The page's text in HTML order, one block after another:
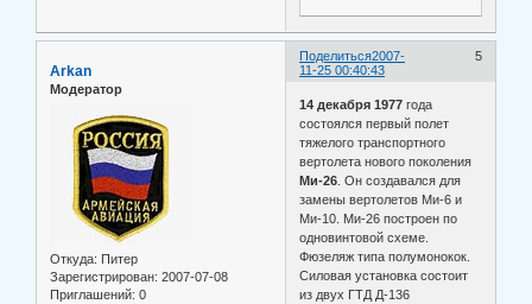
Поделиться 5
2007-
11-25 00:40:43
Arkan
Модератор
Откуда: Питер
Зарегистрирован: 2007-07-08
Приглашений: 0
14 декабря 1977года
состоялся первый полет
тяжелого транспортного
вертолета нового поколения
Ми-26 . Он создавался для
замены вертолетов Ми‑6 и
Ми-10. Ми-26 построен по
одновинтовой схеме.
Фюзеляж типа полумонокок.
Силовая установка состоит
из двух ГТД Д-136